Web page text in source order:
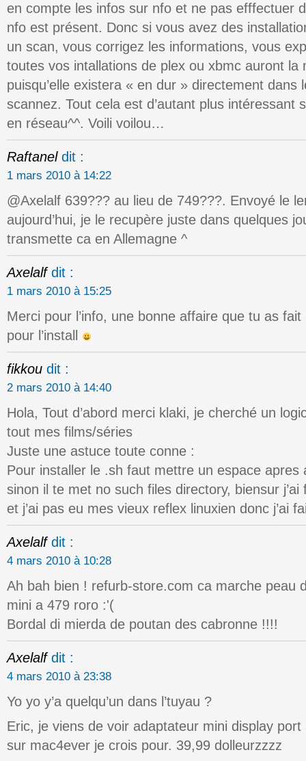
en compte les infos sur nfo et ne pas efffectuer
nfo est présent. Donc si vous avez des
un scan, vous corrigez les informations, vous
toutes vos intallations de plex ou xbmc auront la
puisqu’elle existera « en dur » directement dans
scannez. Tout cela est d’autant plus intéressant
en réseau^^. Voili voilou…
Raftanel dit :
1 mars 2010 à 14:22
@Axelalf 639??? au lieu de 749???. Envoyé le
aujourd’hui, je le recupère juste dans quelques
transmette ca en Allemagne ^
Axelalf dit :
1 mars 2010 à 15:25
Merci pour l’info, une bonne affaire que tu as
pour l’install
fikkou dit :
2 mars 2010 à 14:40
Hola, Tout d’abord merci klaki, je cherché un
tout mes films/séries
Juste une astuce toute conne :
Pour installer le .sh faut mettre un espace apres
sinon il te met no such files directory, biensur
et j’ai pas eu mes vieux reflex linuxien donc j’ai
Axelalf dit :
4 mars 2010 à 10:28
Ah bah bien ! refurb-store.com ca marche peau
mini a 479 roro :'(
Bordal di mierda de poutan des cabronne !!!!
Axelalf dit :
4 mars 2010 à 23:38
Yo yo y’a quelqu’un dans l’tuyau ?
Eric, je viens de voir adaptateur mini display
sur mac4ever je crois pour. 39,99 dolleurzzzz